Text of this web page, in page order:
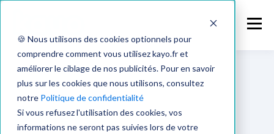
🍪 Nous utilisons des cookies optionnels pour
comprendre comment vous utilisez kayo.fr et
améliorer le ciblage de nos publicités. Pour en savoir
plus sur les cookies que nous utilisons, consultez
notre Politique de confidentialité
Si vous refusez l'utilisation des cookies, vos
informations ne seront pas suivies lors de votre
🎉Merci.